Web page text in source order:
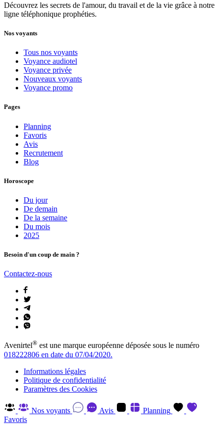
Découvrez les secrets de l'amour, du travail et de la vie grâce à notre
ligne téléphonique prophéties.
Nos voyants
Tous nos voyants
Voyance audiotel
Voyance privée
Nouveaux voyants
Voyance promo
Pages
Planning
Favoris
Avis
Recrutement
Blog
Horoscope
Du jour
De demain
De la semaine
Du mois
2025
Besoin d'un coup de main ?
Contactez-nous
Avenirtel® est une marque européenne déposée sous le numéro
018222806 en date du 07/04/2020.
Informations légales
Politique de confidentialité
Paramètres des Cookies
Nos voyants Avis
Planning
Favoris